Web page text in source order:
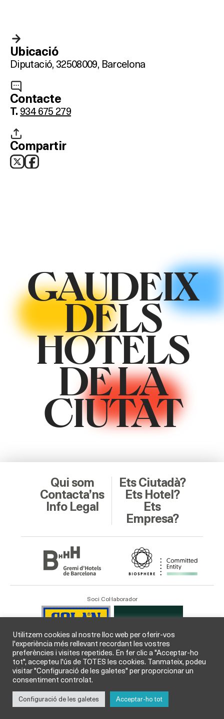
RESTAURANTS
Ubicació
Diputació, 32508009, Barcelona
Contacte
T. 934 675 279
Compartir
GAUDEIX
DELS
HOTELS
DE LA
CIUTAT
Qui som
Contacta’ns
Info Legal
Ets Ciutadà?
Ets Hotel?
Ets
Empresa?
Soci Col·laborador
Utilitzem cookies al nostre lloc web per oferir-vos
l'experiència més rellevant recordant les vostres
preferències i visites repetides. En fer clic a "Acceptar-ho
tot", accepteu l'ús de TOTES les cookies. Tanmateix, podeu
visitar "Configuració de les galetes" per proporcionar un
consentiment controlat.
Configuració de les galetes Acceptar-ho tot